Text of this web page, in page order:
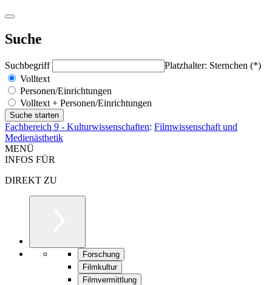
Suche
Suchbegriff
Platzhalter: Sternchen (*)
Volltext
Personen/Einrichtungen
Volltext + Personen/Einrichtungen
Fachbereich 9 - Kulturwissenschaften: Filmwissenschaft und
Medienästhetik
MENÜ
INFOS FÜR
DIREKT ZU
Forschung
Filmkultur
Filmvermittlung